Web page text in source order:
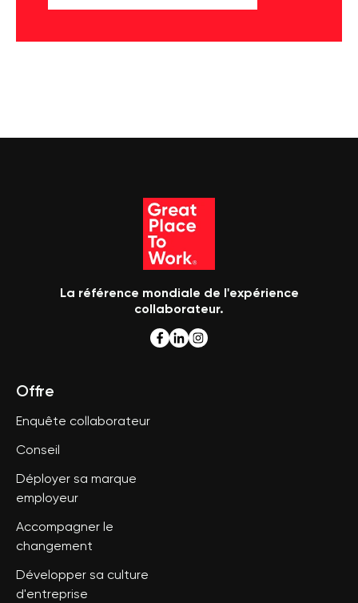
La référence mondiale de l'expérience
collaborateur.
Offre
Enquête collaborateur
Conseil
Déployer sa marque
employeur
Accompagner le
changement
Développer sa culture
d'entreprise